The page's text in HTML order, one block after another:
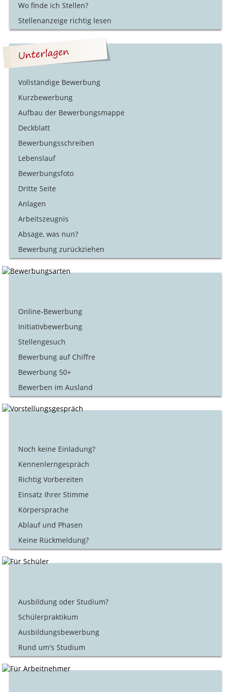
Wo finde ich Stellen?
Stellenanzeige richtig lesen
Vollständige Bewerbung
Kurzbewerbung
Aufbau der Bewerbungsmappe
Deckblatt
Bewerbungsschreiben
Lebenslauf
Bewerbungsfoto
Dritte Seite
Anlagen
Arbeitszeugnis
Absage, was nun?
Bewerbung zurückziehen
Online-Bewerbung
Initiativbewerbung
Stellengesuch
Bewerbung auf Chiffre
Bewerbung 50+
Bewerben im Ausland
Noch keine Einladung?
Kennenlerngespräch
Richtig Vorbereiten
Einsatz Ihrer Stimme
Körpersprache
Ablauf und Phasen
Keine Rückmeldung?
Ausbildung oder Studium?
Schülerpraktikum
Ausbildungsbewerbung
Rund um's Studium